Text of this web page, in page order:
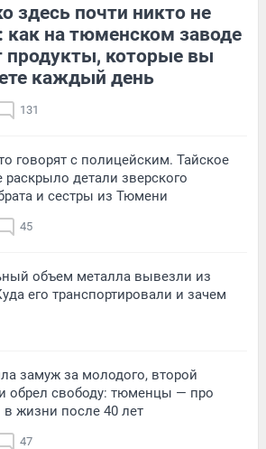
здесь почти никто не
как на тюменском заводе
продукты, которые вы
каждый день
131
говорят с полицейским. Тайское
раскрыло детали зверского
и сестры из Тюмени
45
объем металла вывезли из
его транспортировали и зачем
замуж за молодого, второй
обрел свободу: тюменцы — про
жизни после 40 лет
47